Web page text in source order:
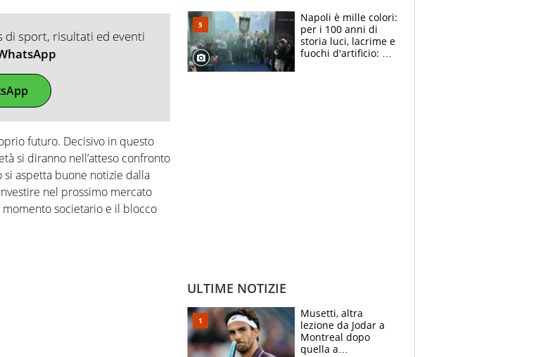
di sport, risultati ed eventi
futuro. Decisivo in questo
si diranno nell’atteso confronto
aspetta buone notizie dalla
nel prossimo mercato
societario e il blocco
bigliettini
Napoli è mille colori:
per i 100 anni di
storia luci, lacrime e
fuochi d'artificio: De
ULTIME NOTIZIE
Musetti, altra
lezione da Jodar a
Montreal dopo
quella a